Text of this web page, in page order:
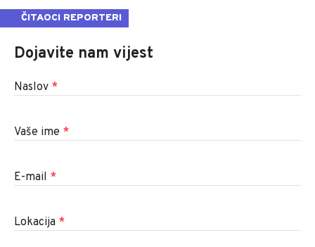
ČITAOCI REPORTERI
Dojavite nam vijest
Naslov *
Vaše ime *
E-mail *
Lokacija *